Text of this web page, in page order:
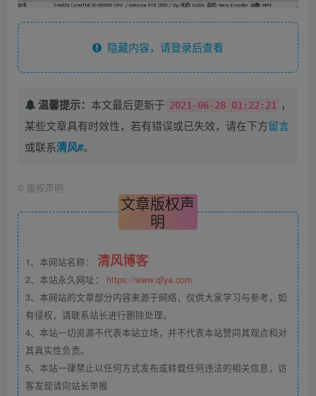
隐藏内容，请登录后查看
温馨提示： 本文最后更新于 2021-06-28 01:22:21
，
某些文章具有时效性，若有错误或已失效，请在下方留言
或联系清风#。
© 版权声明
文章版权声
明
1、本网站名称： 清风博客
2、本站永久网址： https://www.qfya.com
3、本网站的文章部分内容来源于网络，仅供大家学习与参考，如
有侵权，请联系站长进行删除处理。
4、本站一切资源不代表本站立场，并不代表本站赞同其观点和对
其真实性负责。
5、本站一律禁止以任何方式发布或转载任何违法的相关信息，访
客发现请向站长举报